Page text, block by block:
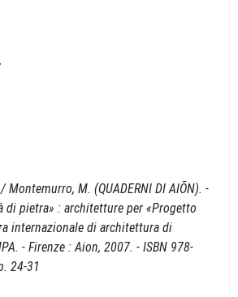
M. (QUADERNI DI AIŌN). -
di pietra» : architetture per «Progetto
internazionale di architettura di
- Firenze : Aion, 2007. - ISBN 978-
24-31